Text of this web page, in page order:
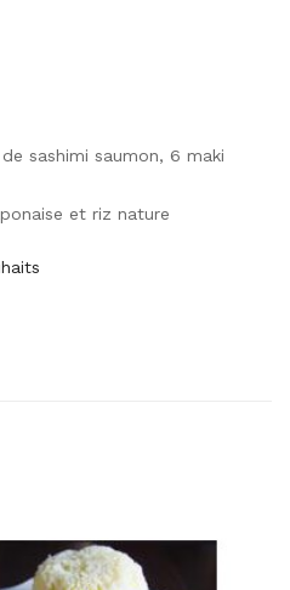
sashimi saumon, 6 maki
et riz nature